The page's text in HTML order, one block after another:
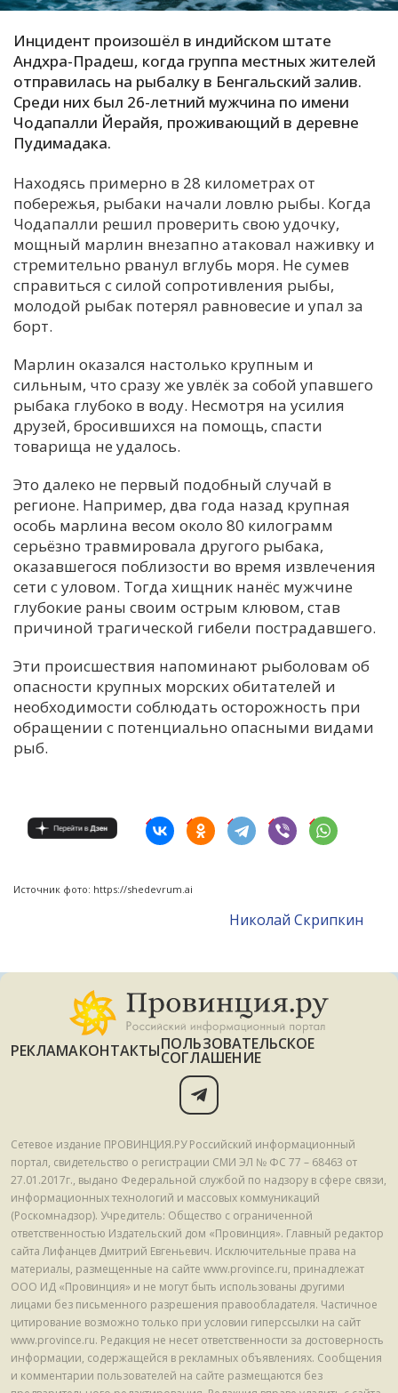
М
Н
У
Х
Ч
Инцидент произошёл в индийском штате
Андхра-Прадеш, когда группа местных жителей
отправилась на рыбалку в Бенгальский залив.
Среди них был 26-летний мужчина по имени
Чодапалли Йерайя, проживающий в деревне
Пудимадака.
Находясь примерно в 28 километрах от
побережья, рыбаки начали ловлю рыбы. Когда
Чодапалли решил проверить свою удочку,
мощный марлин внезапно атаковал наживку и
стремительно рванул вглубь моря. Не сумев
справиться с силой сопротивления рыбы,
молодой рыбак потерял равновесие и упал за
борт.
Марлин оказался настолько крупным и
сильным, что сразу же увлёк за собой упавшего
рыбака глубоко в воду. Несмотря на усилия
друзей, бросившихся на помощь, спасти
товарища не удалось.
Это далеко не первый подобный случай в
регионе. Например, два года назад крупная
особь марлина весом около 80 килограмм
серьёзно травмировала другого рыбака,
оказавшегося поблизости во время извлечения
сети с уловом. Тогда хищник нанёс мужчине
глубокие раны своим острым клювом, став
причиной трагической гибели пострадавшего.
Эти происшествия напоминают рыболовам об
опасности крупных морских обитателей и
необходимости соблюдать осторожность при
обращении с потенциально опасными видами
рыб.
Источник фото: https://shedevrum.ai
Николай Скрипкин
РЕКЛАМАКОНТАКТЫПОЛЬЗОВАТЕЛЬСКОЕ
СОГЛАШЕНИЕ
Сетевое издание ПРОВИНЦИЯ.РУ Российский информационный
портал, свидетельство о регистрации СМИ ЭЛ № ФС 77 – 68463 от
27.01.2017г., выдано Федеральной службой по надзору в сфере связи,
информационных технологий и массовых коммуникаций
(Роскомнадзор). Учредитель: Общество с ограниченной
ответственностью Издательский дом «Провинция». Главный редактор
сайта Лифанцев Дмитрий Евгеньевич. Исключительные права на
материалы, размещенные на сайте www.province.ru, принадлежат
ООО ИД «Провинция» и не могут быть использованы другими
лицами без письменного разрешения правообладателя. Частичное
цитирование возможно только при условии гиперссылки на сайт
www.province.ru. Редакция не несет ответственности за достоверность
информации, содержащейся в рекламных объявлениях. Сообщения
и комментарии пользователей на сайте размещаются без